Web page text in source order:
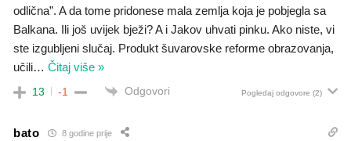
odlična”. A da tome pridonese mala zemlja koja je pobjegla sa
Balkana. Ili još uvijek bježi? A i Jakov uhvati pinku. Ako niste, vi
ste izgubljeni slučaj. Produkt šuvarovske reforme obrazovanja,
učili… Čitaj više »
13 -1 Odgovori Pogledaj odgovore (2)
bato 8 godine prije